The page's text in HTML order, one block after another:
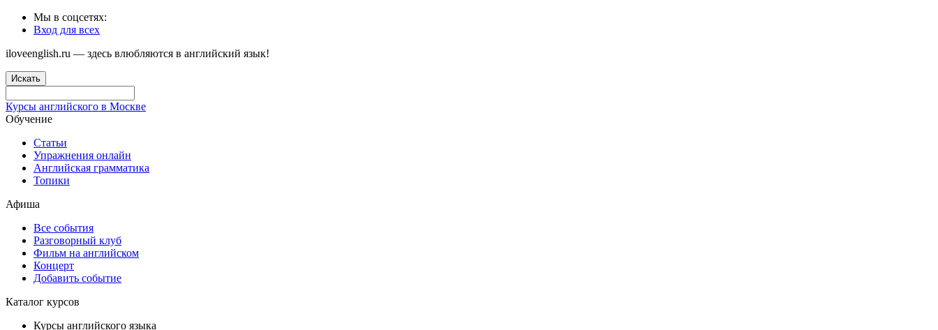
Мы в соцсетях:
Вход для всех
iloveenglish.ru — здесь влюбляются в английский язык!
Искать
Курсы английского в Москве
Обучение
Статьи
Упражнения онлайн
Английская грамматика
Топики
Афиша
Все события
Разговорный клуб
Фильм на английском
Концерт
Добавить событие
Каталог курсов
Курсы английского языка